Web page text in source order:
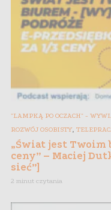
"LAMPKĄ PO OCZACH" -
ROZWÓJ OSOBISTY,
„Świat jest Twoim
ceny” – Maciej
sieć”]
2 minut czytania